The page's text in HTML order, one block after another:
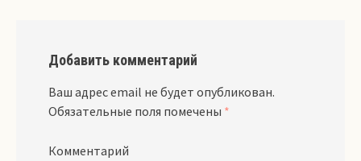
Добавить комментарий
Ваш адрес email не будет опубликован.
Обязательные поля помечены *
Комментарий